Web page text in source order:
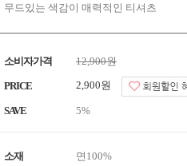
무드있는 색감이 매력적인 티셔츠
소비자가격 12,900원
PRICE 2,900원
SAVE 5%
소재 면100%